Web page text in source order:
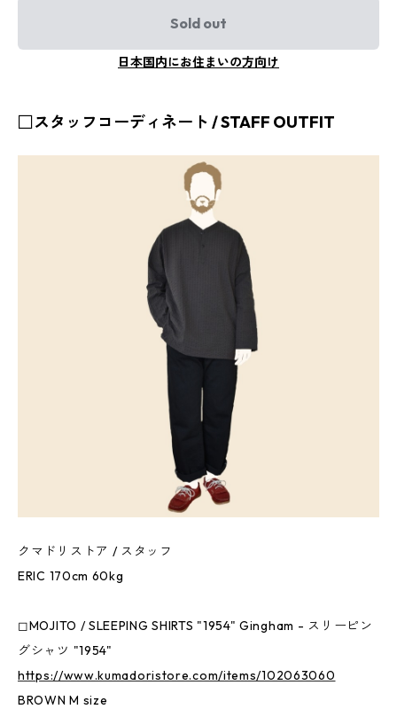
Sold out
日本国内にお住まいの方向け
□スタッフコーディネート / STAFF OUTFIT
クマドリストア / スタッフ
ERIC 170cm 60kg
◻︎MOJITO / SLEEPING SHIRTS "1954" Gingham - スリーピン
グシャツ "1954"
https://www.kumadoristore.com/items/102063060
BROWN M size